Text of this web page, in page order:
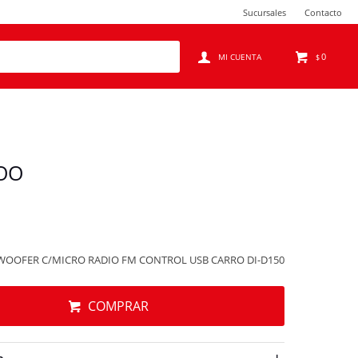
$0
Sucursales Contacto
C/MICRO RADIO FM CONTROL USB CARRO DI-D150
COMPRAR